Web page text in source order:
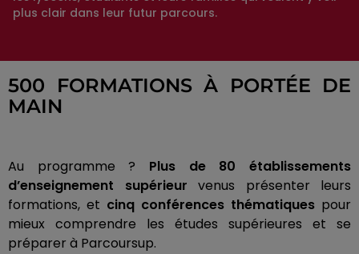
plus clair dans leur futur parcours.
500 FORMATIONS À PORTÉE DE
MAIN
Au programme ? Plus de 80 établissements
d’enseignement supérieur venus présenter leurs
formations, et cinq conférences thématiques pour
mieux comprendre les études supérieures et se
préparer à Parcoursup.